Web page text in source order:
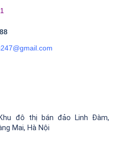
đô thị bán đảo Linh Đàm,
Mai, Hà Nội